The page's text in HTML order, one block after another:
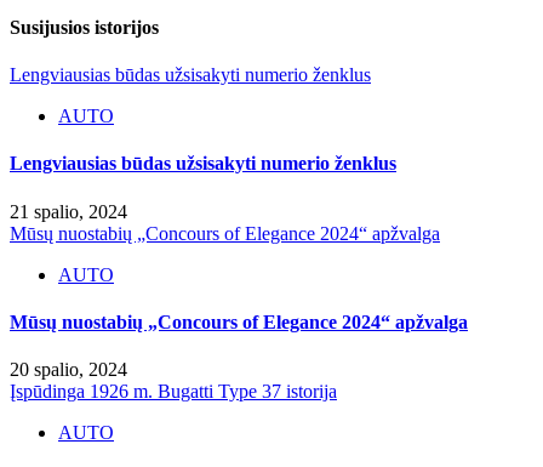
Susijusios istorijos
Lengviausias būdas užsisakyti numerio ženklus
AUTO
Lengviausias būdas užsisakyti numerio ženklus
21 spalio, 2024
Mūsų nuostabių „Concours of Elegance 2024“ apžvalga
AUTO
Mūsų nuostabių „Concours of Elegance 2024“ apžvalga
20 spalio, 2024
Įspūdinga 1926 m. Bugatti Type 37 istorija
AUTO